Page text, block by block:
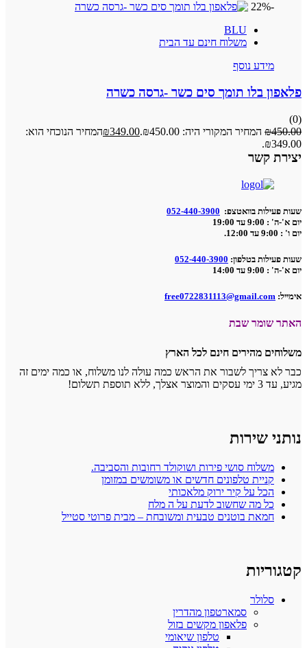
-22%
BLU
משלוח חינם עד הבית
מידע נוסף
פלאפון בלו תומך סים כשר -גרסה כשרה
(0)
₪450.00 המחיר המקורי היה: ₪450.00. ₪349.00
המחיר הנוכחי הוא:
₪349.00.
יצירת קשר
שעות פעילות בוואטצפ: 052-440-3900
יום א'-ה' : 9:00 עד 19:00
יום ו' : 9:00 עד 12:00.
שעות פעילות בטלפון: 052-440-3900
יום א'-ה' : 9:00 עד 14:00
אימייל: free0722831113@gmail.com
האתר שומר שבת
משלוחים מהירים חינם לכל הארץ
כבר לא צריך לשבור את הראש כמה עולה לנו משלוח, או כמה ימים זה
מגיע, עד 3 ימי עסקים והמוצר אצלך, ללא תוספת תשלום!
נותני שירות
משלוח סושי פירות ושוקולד רחובות והסביבה.
קניית טלפונים חדשים או משומשים במזומן
הכל על קיר ירוק מלאכותי
כל מה שחשוב לדעת על ה מלח
חמאת בוטנים טבעית ומשובחת – מבית פרוטי סטייל
קטגוריות
סלולר
סמארטפון מהדרין
פלאפון מקשים בזול
טלפון שיאומי